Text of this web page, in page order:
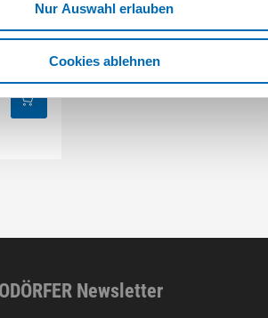
Nur Auswahl erlauben
Cookies ablehnen
Newsletter